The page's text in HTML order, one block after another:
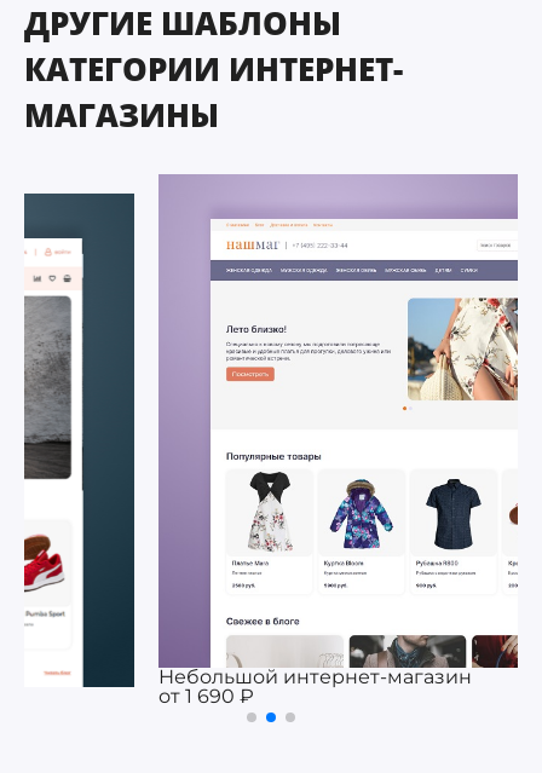
ДРУГИЕ ШАБЛОНЫ
КАТЕГОРИИ ИНТЕРНЕТ-
МАГАЗИНЫ
Небольшой интернет-магазин